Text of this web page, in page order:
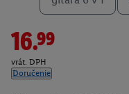
16.99
vrát. DPH
Doručenie